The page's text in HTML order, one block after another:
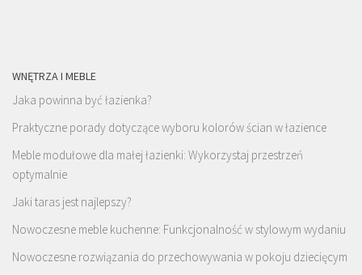
WNĘTRZA I MEBLE
Jaka powinna być łazienka?
Praktyczne porady dotyczące wyboru kolorów ścian w łazience
Meble modułowe dla małej łazienki: Wykorzystaj przestrzeń
optymalnie
Jaki taras jest najlepszy?
Nowoczesne meble kuchenne: Funkcjonalność w stylowym wydaniu
Nowoczesne rozwiązania do przechowywania w pokoju dziecięcym